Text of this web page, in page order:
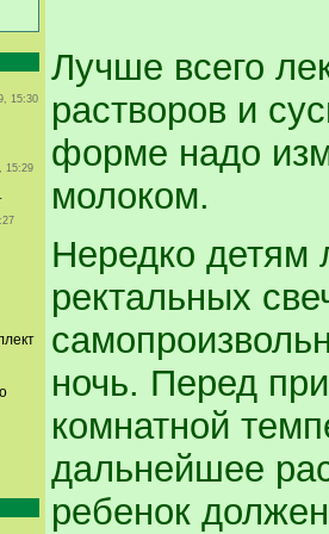
15:30
15:29
Лучше всего
растворов и
форме надо
молоком.
Нередко детям
ректальных
ночь. Перед
комнатной
дальнейшее
ребенок